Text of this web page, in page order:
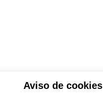
Aviso de cookies